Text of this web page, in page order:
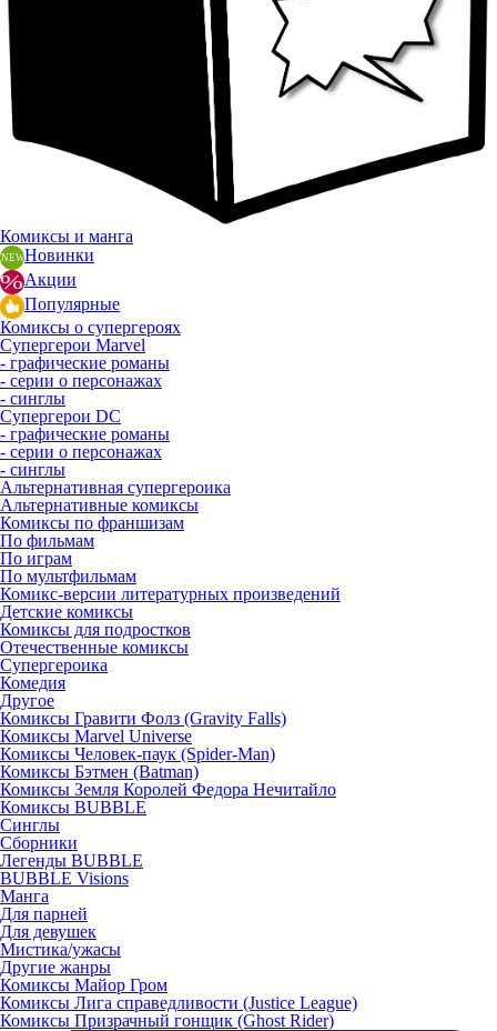
Комиксы и манга
Новинки
Акции
Популярные
Комиксы о супергероях
Супергерои Marvel
- графические романы
- серии о персонажах
- синглы
Супергерои DC
- графические романы
- серии о персонажах
- синглы
Альтернативная супергероика
Альтернативные комиксы
Комиксы по франшизам
По фильмам
По играм
По мультфильмам
Комикс-версии литературных произведений
Детские комиксы
Комиксы для подростков
Отечественные комиксы
Супергероика
Комедия
Другое
Комиксы Гравити Фолз (Gravity Falls)
Комиксы Marvel Universe
Комиксы Человек-паук (Spider-Man)
Комиксы Бэтмен (Batman)
Комиксы Земля Королей Федора Нечитайло
Комиксы BUBBLE
Синглы
Сборники
Легенды BUBBLE
BUBBLE Visions
Манга
Для парней
Для девушек
Мистика/ужасы
Другие жанры
Комиксы Майор Гром
Комиксы Лига справедливости (Justice League)
Комиксы Призрачный гонщик (Ghost Rider)